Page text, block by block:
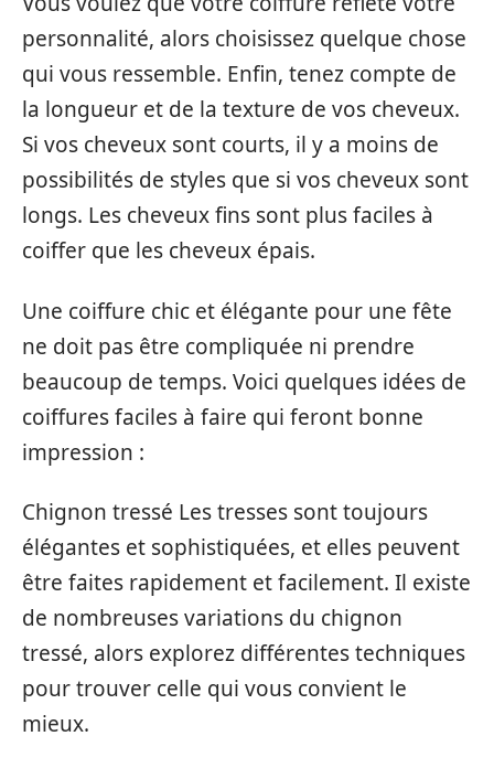
personnalité, alors choisissez quelque chose
qui vous ressemble. Enfin, tenez compte de
la longueur et de la texture de vos cheveux.
Si vos cheveux sont courts, il y a moins de
possibilités de styles que si vos cheveux sont
longs. Les cheveux fins sont plus faciles à
coiffer que les cheveux épais.
Une coiffure chic et élégante pour une fête
ne doit pas être compliquée ni prendre
beaucoup de temps. Voici quelques idées de
coiffures faciles à faire qui feront bonne
impression :
Chignon tressé Les tresses sont toujours
élégantes et sophistiquées, et elles peuvent
être faites rapidement et facilement. Il existe
de nombreuses variations du chignon
tressé, alors explorez différentes techniques
pour trouver celle qui vous convient le
mieux.